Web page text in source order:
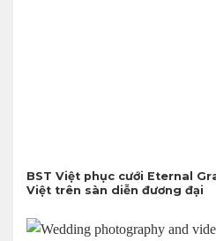
BST Việt phục cưới Eternal
Việt trên sàn diễn đương đại